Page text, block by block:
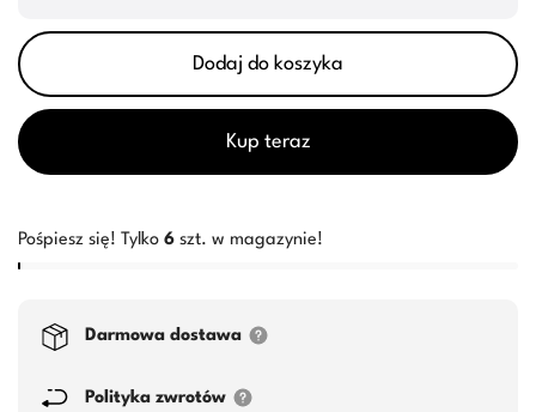
Dodaj do koszyka
Kup teraz
Pośpiesz się! Tylko 6 szt. w magazynie!
Darmowa dostawa
Polityka zwrotów